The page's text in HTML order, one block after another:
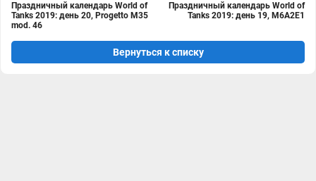
Праздничный календарь World of
Tanks 2019: день 20, Progetto M35
mod. 46
Праздничный календарь World of
Tanks 2019: день 19, M6A2E1
Вернуться к списку